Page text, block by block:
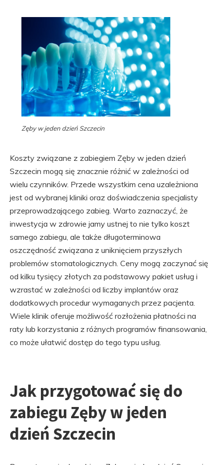
Zęby w jeden dzień Szczecin
Koszty związane z zabiegiem Zęby w jeden dzień
Szczecin mogą się znacznie różnić w zależności od
wielu czynników. Przede wszystkim cena uzależniona
jest od wybranej kliniki oraz doświadczenia specjalisty
przeprowadzającego zabieg. Warto zaznaczyć, że
inwestycja w zdrowie jamy ustnej to nie tylko koszt
samego zabiegu, ale także długoterminowa
oszczędność związana z uniknięciem przyszłych
problemów stomatologicznych. Ceny mogą zaczynać się
od kilku tysięcy złotych za podstawowy pakiet usług i
wzrastać w zależności od liczby implantów oraz
dodatkowych procedur wymaganych przez pacjenta.
Wiele klinik oferuje możliwość rozłożenia płatności na
raty lub korzystania z różnych programów finansowania,
co może ułatwić dostęp do tego typu usług.
Jak przygotować się do
zabiegu Zęby w jeden
dzień Szczecin